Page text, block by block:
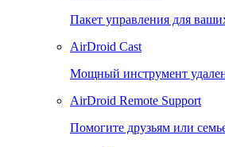
Пакет управления для
AirDroid Cast
Мощный инструмент
AirDroid Remote Support
Помогите друзьям или